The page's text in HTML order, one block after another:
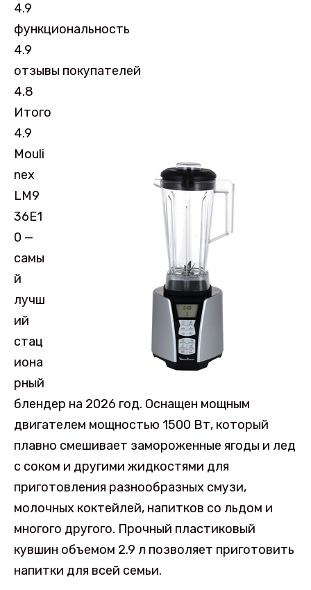
4.9
функциональность
4.9
отзывы покупателей
4.8
Итого
4.9
Mouli
nex
LM9
36E1
0 —
самы
й
лучш
ий
стац
иона
рный
блендер на 2026 год. Оснащен мощным
двигателем мощностью 1500 Вт, который
плавно смешивает замороженные ягоды и лед
с соком и другими жидкостями для
приготовления разнообразных смузи,
молочных коктейлей, напитков со льдом и
многого другого. Прочный пластиковый
кувшин объемом 2.9 л позволяет приготовить
напитки для всей семьи.